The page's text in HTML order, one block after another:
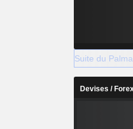
Suite du
Devises /